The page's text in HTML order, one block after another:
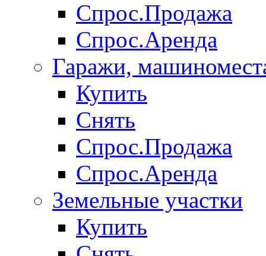
Спрос.Продажа
Спрос.Аренда
Гаражи,
Купить
Снять
Спрос.Продажа
Спрос.Аренда
Земельные участки
Купить